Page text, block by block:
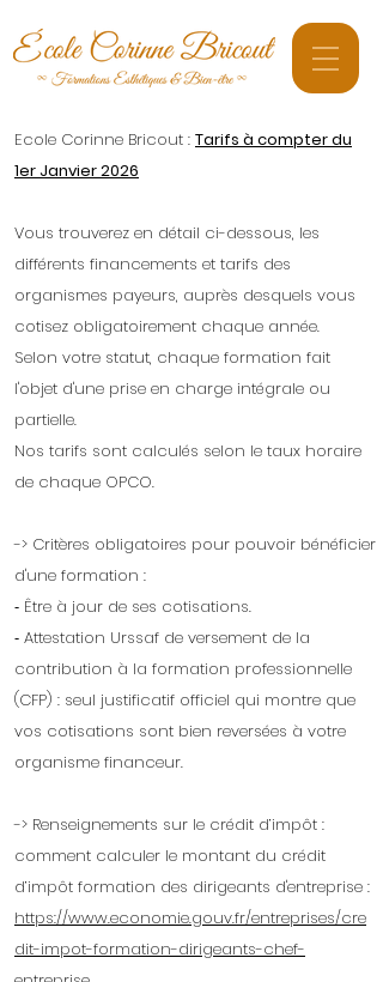
Ecole Corinne Bricout : Tarifs à compter du
1er Janvier 2026
Vous trouverez en détail ci-dessous, les
différents financements et tarifs des
organismes payeurs, auprès desquels vous
cotisez obligatoirement chaque année.
Selon votre statut, chaque formation fait
l'objet d'une prise en charge intégrale ou
partielle.
Nos tarifs sont calculés selon le taux horaire
de chaque OPCO.
-> Critères obligatoires pour pouvoir bénéficier
d'une formation :
⁃ Être à jour de ses cotisations.
⁃ Attestation Urssaf de versement de la
contribution à la formation professionnelle
(CFP) : seul justificatif officiel qui montre que
vos cotisations sont bien reversées à votre
organisme financeur.
-> Renseignements sur le crédit d’impôt :
comment calculer le montant du crédit
d’impôt formation des dirigeants d'entreprise :
https://www.economie.gouv.fr/entreprises/cre
dit-impot-formation-dirigeants-chef-